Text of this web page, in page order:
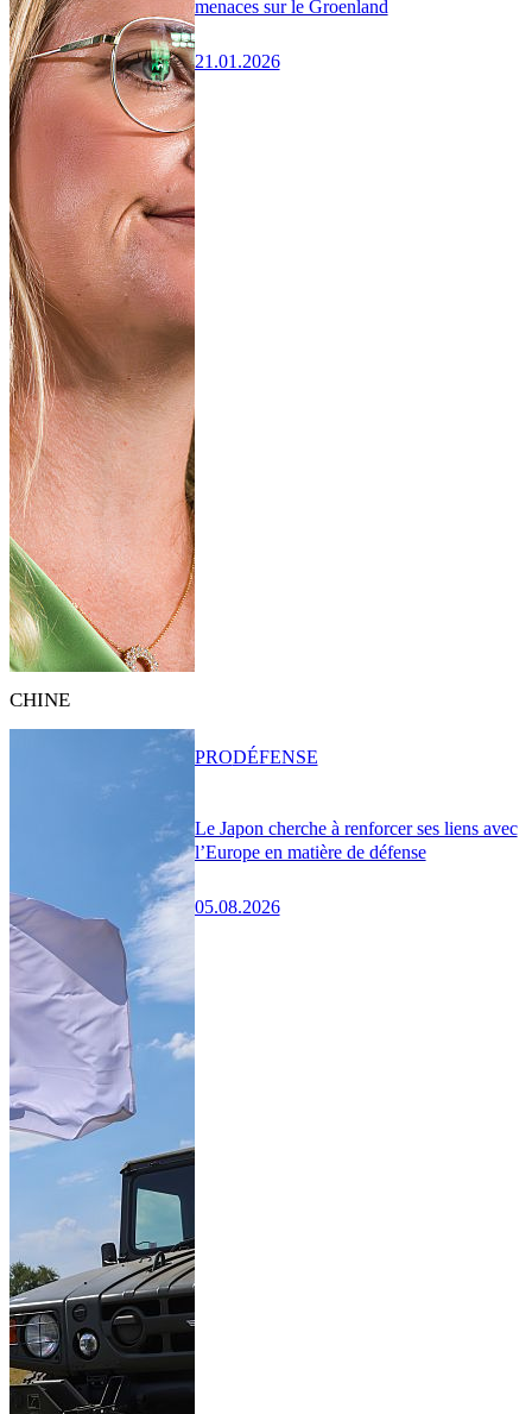
menaces sur le Groenland
21.01.2026
CHINE
Le Japon cherche à renforcer ses liens avec
l’Europe en matière de défense
05.08.2026
PRODÉFENSE